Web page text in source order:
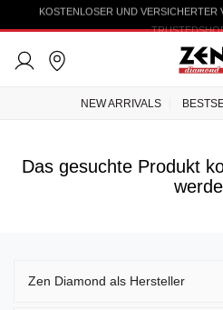
KOSTENLOSER UND VERSICHERTER
NEW ARRIVALS
Das gesuchte Produkt
Zen Diamond als Hersteller